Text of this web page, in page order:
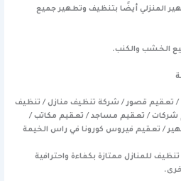
المنزلي أيضًا بتنظيف وتطهير جميع
الخشب والكنب.
/ تعقيم قصور / شركة تنظيف منازل / تنظيف
/ تعقيم مساجد / تعقيم مكاتب /
/ تعقيم فيروس كورونا في راس الخيمة
للمنازل ممتازة بكفاءة واحترافية